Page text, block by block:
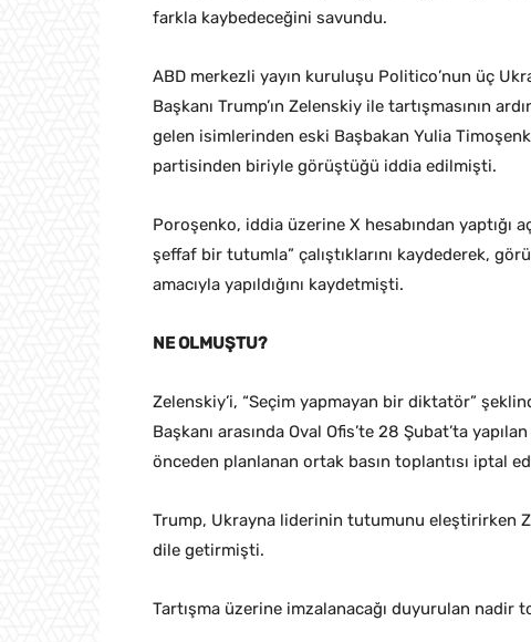
farkla kaybedeceğini savundu.
ABD merkezli yayın kuruluşu Politico’nun üç
Başkanı Trump’ın Zelenskiy ile tartışmasının
gelen isimlerinden eski Başbakan Yulia
partisinden biriyle görüştüğü iddia edilmişti.
Poroşenko, iddia üzerine X hesabından yaptığı
şeffaf bir tutumla” çalıştıklarını kaydederek,
amacıyla yapıldığını kaydetmişti.
NE OLMUŞTU?
Zelenskiy’i, “Seçim yapmayan bir diktatör”
Başkanı arasında Oval Ofis’te 28 Şubat’ta
önceden planlanan ortak basın toplantısı iptal
Trump, Ukrayna liderinin tutumunu eleştirirken
dile getirmişti.
Tartışma üzerine imzalanacağı duyurulan nadir